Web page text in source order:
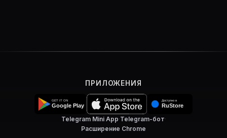
ПРИЛОЖЕНИЯ
Telegram Mini App·Telegram-бот·
Расширение Chrome